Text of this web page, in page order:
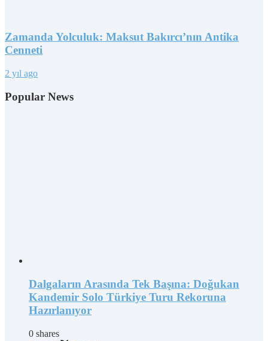
Zamanda Yolculuk: Maksut Bakırcı’nın Antika
Cenneti
2 yıl ago
Popular News
Dalgaların Arasında Tek Başına: Doğukan
Kandemir Solo Türkiye Turu Rekoruna
Hazırlanıyor
0 shares